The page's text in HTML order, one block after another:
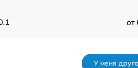
от
У меня